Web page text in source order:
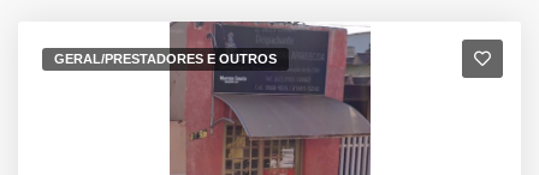
GERAL/PRESTADORES E OUTROS